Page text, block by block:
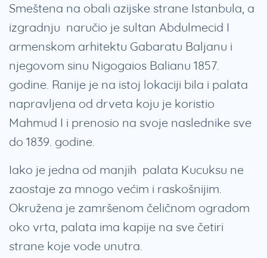
Smeštena na obali azijske strane Istanbula, a
izgradnju naručio je sultan Abdulmecid I
armenskom arhitektu Gabaratu Baljanu i
njegovom sinu Nigogaios Balianu 1857.
godine. Ranije je na istoj lokaciji bila i palata
napravljena od drveta koju je koristio
Mahmud I i prenosio na svoje naslednike sve
do 1839. godine.
Iako je jedna od manjih palata Kucuksu ne
zaostaje za mnogo većim i raskošnijim.
Okružena je zamršenom čeličnom ogradom
oko vrta, palata ima kapije na sve četiri
strane koje vode unutra.